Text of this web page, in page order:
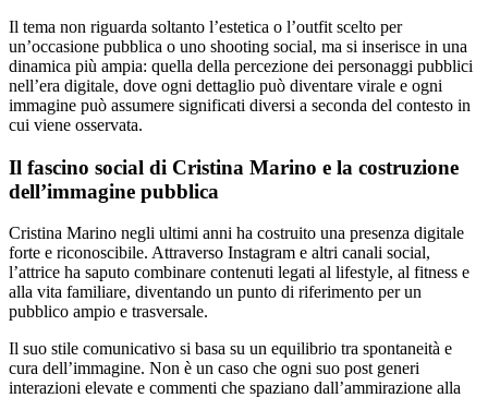
Il tema non riguarda soltanto l’estetica o l’outfit scelto per
un’occasione pubblica o uno shooting social, ma si inserisce in una
dinamica più ampia: quella della percezione dei personaggi pubblici
nell’era digitale, dove ogni dettaglio può diventare virale e ogni
immagine può assumere significati diversi a seconda del contesto in
cui viene osservata.
Il fascino social di Cristina Marino e la costruzione
dell’immagine pubblica
Cristina Marino negli ultimi anni ha costruito una presenza digitale
forte e riconoscibile. Attraverso Instagram e altri canali social,
l’attrice ha saputo combinare contenuti legati al lifestyle, al fitness e
alla vita familiare, diventando un punto di riferimento per un
pubblico ampio e trasversale.
Il suo stile comunicativo si basa su un equilibrio tra spontaneità e
cura dell’immagine. Non è un caso che ogni suo post generi
interazioni elevate e commenti che spaziano dall’ammirazione alla